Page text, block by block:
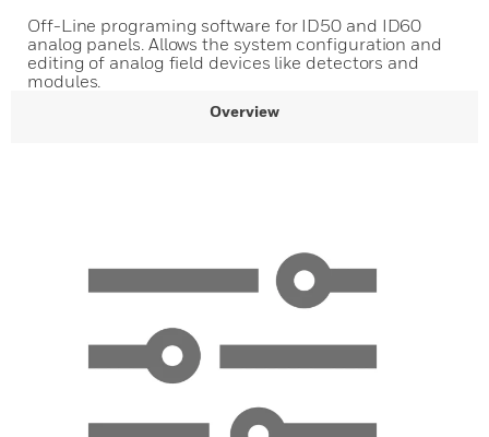
Off-Line programing software for ID50 and ID60
analog panels. Allows the system configuration and
editing of analog field devices like detectors and
modules.
Overview